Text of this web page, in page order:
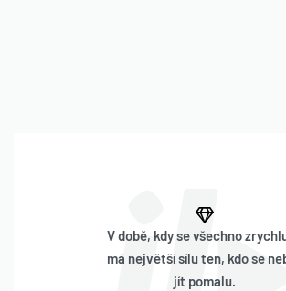
V době, kdy se všechno
má největší sílu ten, kdo se
jít pomalu.